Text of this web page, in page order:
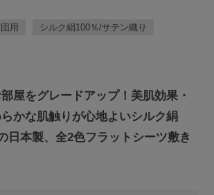
用 シルク絹100％/サテン織り
屋をグレードアップ！美肌効果・
かな肌触りが心地よいシルク絹
日本製、全2色フラットシーツ敷き